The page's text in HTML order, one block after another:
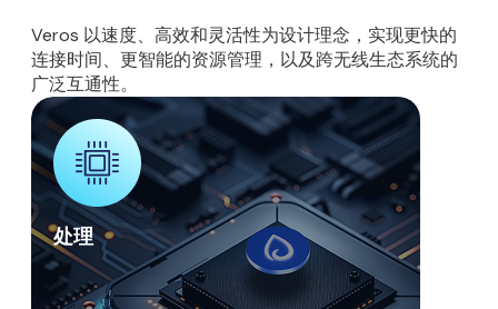
Veros 以速度、高效和灵活性为设计理念，实现更快的
连接时间、更智能的资源管理，以及跨无线生态系统的
广泛互通性。
处理